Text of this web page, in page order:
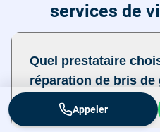
services de
Quel prestataire
réparation de bris de
Appeler